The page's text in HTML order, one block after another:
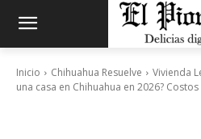
Inicio Chihuahua Resuelve Vivienda
una casa en Chihuahua en 2026?